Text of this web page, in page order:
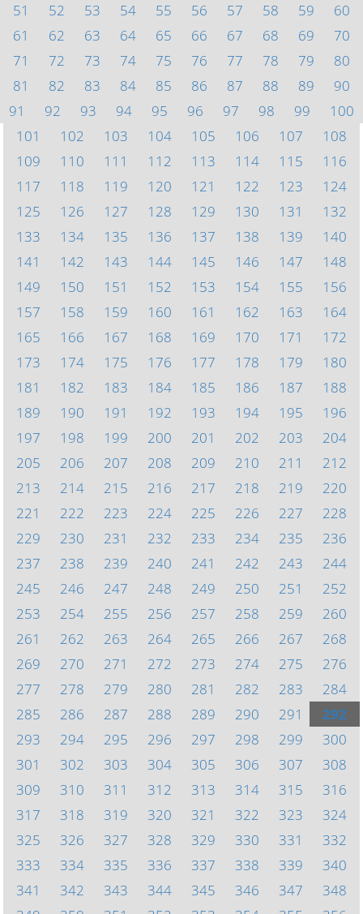
51
52 53 54 55 56 57 58 59
60
61
62 63 64 65 66 67 68 69
70
71
72 73 74 75 76 77 78 79
80
81
82 83 84 85 86 87 88 89
90
91
92 93 94 95 96 97 98 99
100
101
102 103 104 105 106 107
108
109
110 111 112 113 114 115
116
117
118 119 120 121 122 123
124
125
126 127 128 129 130 131
132
133
134 135 136 137 138 139
140
141
142 143 144 145 146 147
148
149
150 151 152 153 154 155
156
157
158 159 160 161 162 163
164
165
166 167 168 169 170 171
172
173
174 175 176 177 178 179
180
181
182 183 184 185 186 187
188
189
190 191 192 193 194 195
196
197
198 199 200 201 202 203
204
205
206 207 208 209 210 211
212
213
214 215 216 217 218 219
220
221
222 223 224 225 226 227
228
229
230 231 232 233 234 235
236
237
238 239 240 241 242 243
244
245
246 247 248 249 250 251
252
253
254 255 256 257 258 259
260
261
262 263 264 265 266 267
268
269
270 271 272 273 274 275
276
277
278 279 280 281 282 283
284
285
286 287 288 289 290 291
292
293
294 295 296 297 298 299
300
301
302 303 304 305 306 307
308
309
310 311 312 313 314 315
316
317
318 319 320 321 322 323
324
325
326 327 328 329 330 331
332
333
334 335 336 337 338 339
340
341
342 343 344 345 346 347
348